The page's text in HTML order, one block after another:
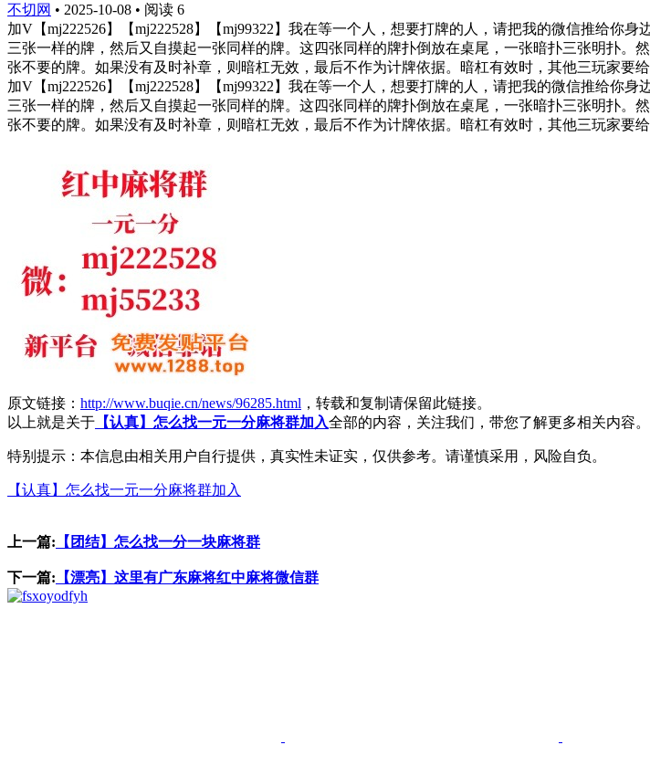
不切网 • 2025-10-08 • 阅读 6
加V【mj222526】【mj222528】【mj99322】我在等一个人，想要打牌的人，请把我的微信推给你
三张一样的牌，然后又自摸起一张同样的牌。这四张同样的牌扑倒放在桌尾，一张暗扑三张明扑
张不要的牌。如果没有及时补章，则暗杠无效，最后不作为计牌依据。暗杠有效时，其他三玩家要
加V【mj222526】【mj222528】【mj99322】我在等一个人，想要打牌的人，请把我的微信推给你
三张一样的牌，然后又自摸起一张同样的牌。这四张同样的牌扑倒放在桌尾，一张暗扑三张明扑
张不要的牌。如果没有及时补章，则暗杠无效，最后不作为计牌依据。暗杠有效时，其他三玩家要
原文链接： http://www.buqie.cn/news/96285.html ，转载和复制请保留此链接。
以上就是关于 【认真】怎么找一元一分麻将群加入全部的内容，关注我们，带您了解更多相关内容。
特别提示：本信息由相关用户自行提供，真实性未证实，仅供参考。请谨慎采用，风险自负。
【认真】怎么找一元一分麻将群加入
上一篇: 【团结】怎么找一分一块麻将群
下一篇: 【漂亮】这里有广东麻将红中麻将微信群
dfyh